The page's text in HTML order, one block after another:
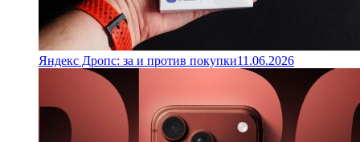
Яндекс Дропс: за и против покупки11.06.2026